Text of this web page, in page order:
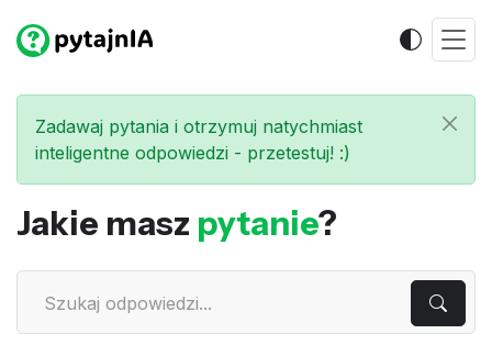
Zadawaj pytania i otrzymuj natychmiast
inteligentne odpowiedzi - przetestuj! :)
Jakie masz pytanie?